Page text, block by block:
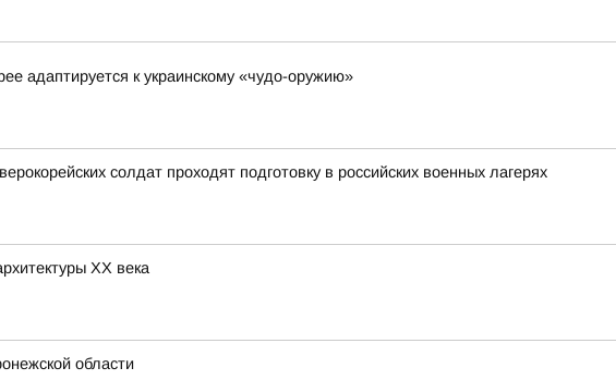
адаптируется к украинскому «чудо-оружию»
солдат проходят подготовку в российских военных лагерях
ХХ века
области